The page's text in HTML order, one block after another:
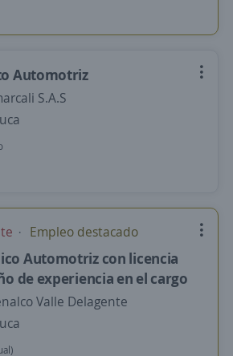
Automotriz
S.A.S
Empleo destacado
Automotriz con licencia
de experiencia en el cargo
Valle Delagente